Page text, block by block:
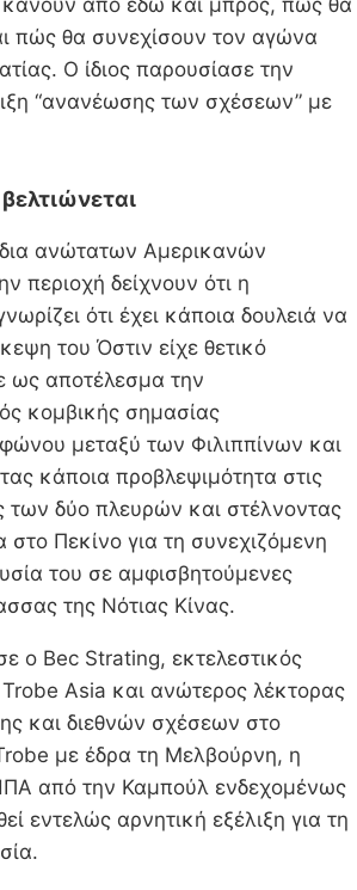
πώς θα συνεχίσουν τον αγώνα
Ο ίδιος παρουσίασε την
“ανανέωσης των σχέσεων” με
ανώτατων Αμερικανών
περιοχή δείχνουν ότι η
ότι έχει κάποια δουλειά να
του Όστιν είχε θετικό
ως αποτέλεσμα την
κομβικής σημασίας
μεταξύ των Φιλιππίνων και
κάποια προβλεψιμότητα στις
των δύο πλευρών και στέλνοντας
Πεκίνο για τη συνεχιζόμενη
του σε αμφισβητούμενες
της Νότιας Κίνας.
ο Bec Strating, εκτελεστικός
Trobe Asia και ανώτερος λέκτορας
και διεθνών σχέσεων στο
με έδρα τη Μελβούρνη, η
από την Καμπούλ ενδεχομένως
εντελώς αρνητική εξέλιξη για τη